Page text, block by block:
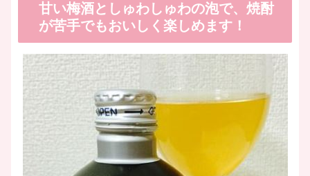
甘い梅酒としゅわしゅわの泡で、焼酎
が苦手でもおいしく楽しめます！